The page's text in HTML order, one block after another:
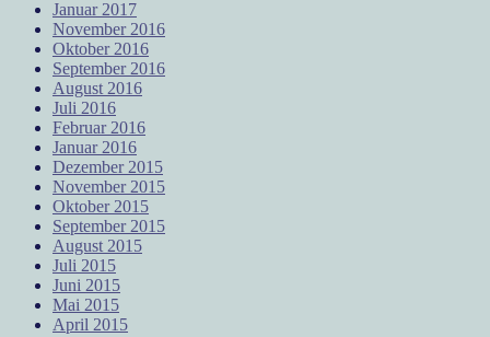
Januar 2017
November 2016
Oktober 2016
September 2016
August 2016
Juli 2016
Februar 2016
Januar 2016
Dezember 2015
November 2015
Oktober 2015
September 2015
August 2015
Juli 2015
Juni 2015
Mai 2015
April 2015